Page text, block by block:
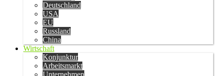
Deutschland
USA
EU
Russland
China
Wirtschaft
Konjunktur
Arbeitsmarkt
Unternehmen